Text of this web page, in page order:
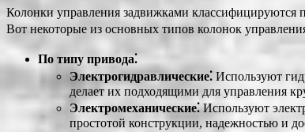
Колонки управления задвижками классифицируются
Вот некоторые из основных типов колонок
По типу привода⁚
Электрогидравлические⁚ Используют
делает их подходящими для управления
Электромеханические⁚Используют
простотой конструкции, надежностью и